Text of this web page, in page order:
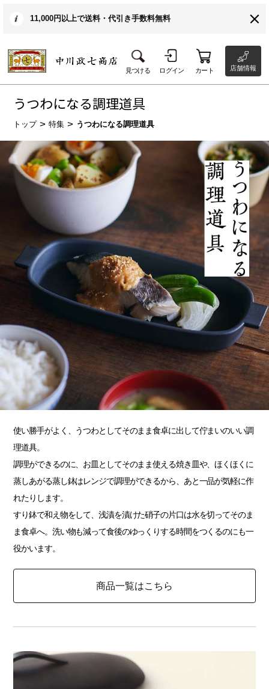
11,000円以上で送料・代引き手数料無料
見つける ログイン カート 店舗情報
うつわになる調理道具
トップ 特集 うつわになる調理道具
使い勝手がよく、うつわとしてそのまま食卓に出して佇まいのいい調
理道具。
調理ができるのに、お皿としてそのまま使える焼き皿や、ほくほくに
蒸しあがる蒸し鉢はレンジで調理ができるから、あと一品が気軽に作
れたりします。
すり鉢で和え物をして、浅漬を漬けた硝子の片口は水を切ってそのま
ま食卓へ。洗い物も減って食後のゆっくりする時間をつくるのにも一
役かいます。
商品一覧はこちら